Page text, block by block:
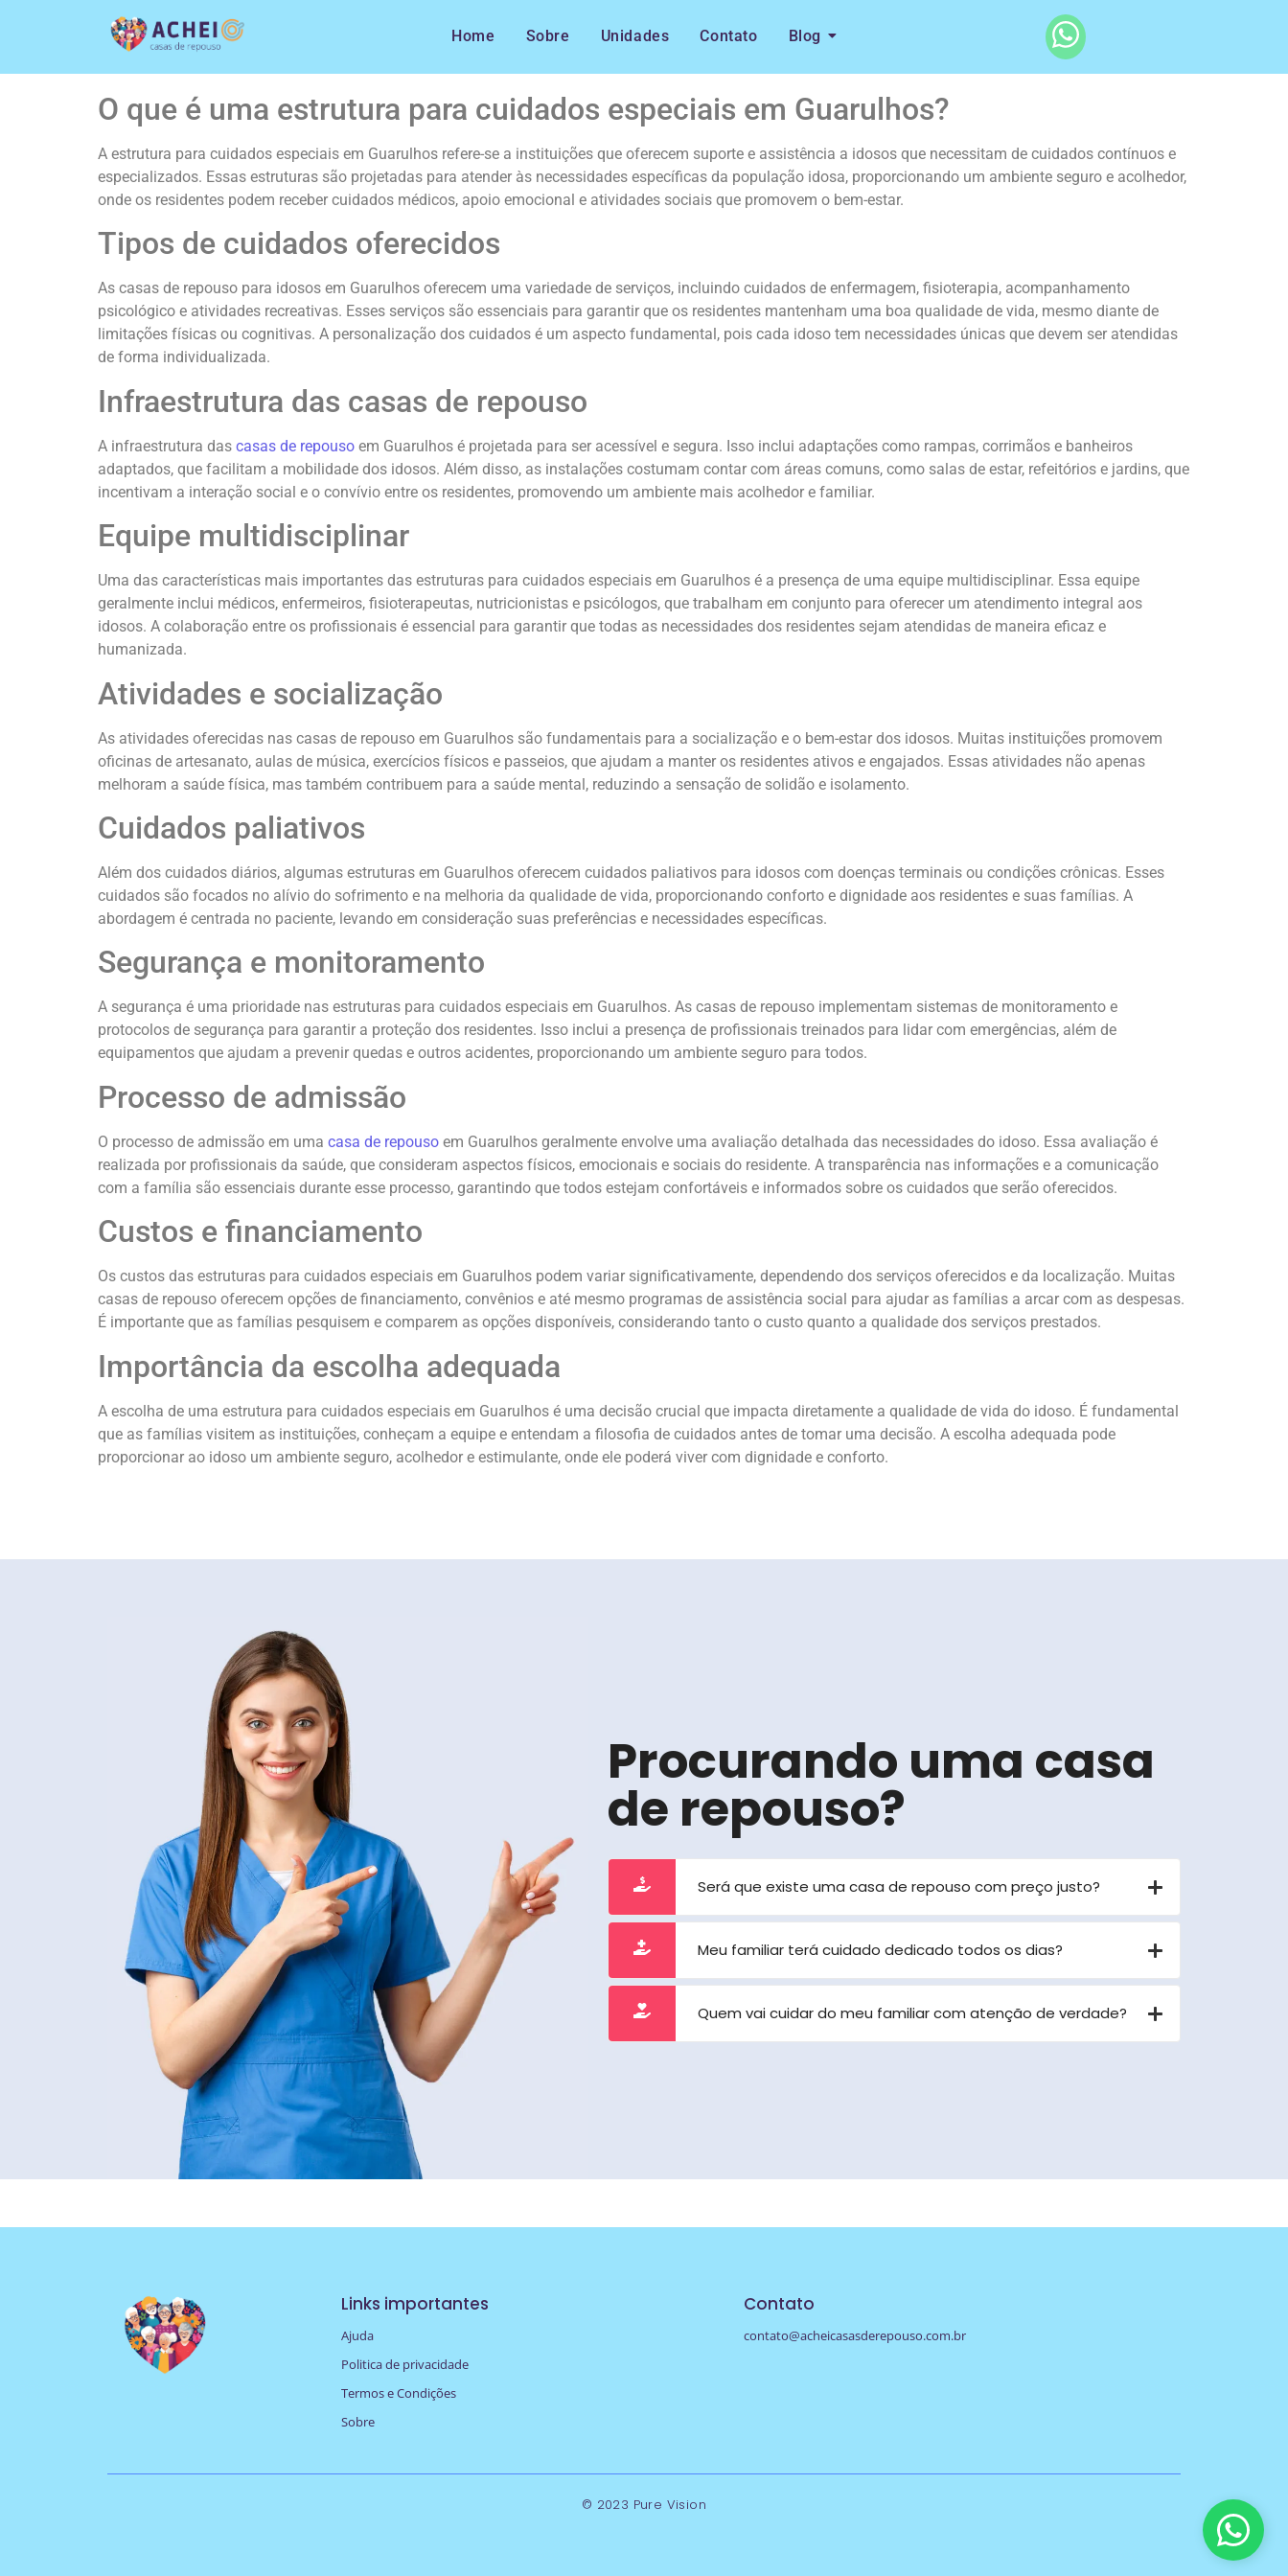
Home Sobre Unidades Contato Blog
O que é uma estrutura para cuidados especiais em Guarulhos?
A estrutura para cuidados especiais em Guarulhos refere-se a instituições que oferecem suporte e assistência a idosos que necessitam de cuidados contínuos e
especializados. Essas estruturas são projetadas para atender às necessidades específicas da população idosa, proporcionando um ambiente seguro e acolhedor,
onde os residentes podem receber cuidados médicos, apoio emocional e atividades sociais que promovem o bem-estar.
Tipos de cuidados oferecidos
As casas de repouso para idosos em Guarulhos oferecem uma variedade de serviços, incluindo cuidados de enfermagem, fisioterapia, acompanhamento
psicológico e atividades recreativas. Esses serviços são essenciais para garantir que os residentes mantenham uma boa qualidade de vida, mesmo diante de
limitações físicas ou cognitivas. A personalização dos cuidados é um aspecto fundamental, pois cada idoso tem necessidades únicas que devem ser atendidas
de forma individualizada.
Infraestrutura das casas de repouso
A infraestrutura das casas de repouso em Guarulhos é projetada para ser acessível e segura. Isso inclui adaptações como rampas, corrimãos e banheiros
adaptados, que facilitam a mobilidade dos idosos. Além disso, as instalações costumam contar com áreas comuns, como salas de estar, refeitórios e jardins, que
incentivam a interação social e o convívio entre os residentes, promovendo um ambiente mais acolhedor e familiar.
Equipe multidisciplinar
Uma das características mais importantes das estruturas para cuidados especiais em Guarulhos é a presença de uma equipe multidisciplinar. Essa equipe
geralmente inclui médicos, enfermeiros, fisioterapeutas, nutricionistas e psicólogos, que trabalham em conjunto para oferecer um atendimento integral aos
idosos. A colaboração entre os profissionais é essencial para garantir que todas as necessidades dos residentes sejam atendidas de maneira eficaz e
humanizada.
Atividades e socialização
As atividades oferecidas nas casas de repouso em Guarulhos são fundamentais para a socialização e o bem-estar dos idosos. Muitas instituições promovem
oficinas de artesanato, aulas de música, exercícios físicos e passeios, que ajudam a manter os residentes ativos e engajados. Essas atividades não apenas
melhoram a saúde física, mas também contribuem para a saúde mental, reduzindo a sensação de solidão e isolamento.
Cuidados paliativos
Além dos cuidados diários, algumas estruturas em Guarulhos oferecem cuidados paliativos para idosos com doenças terminais ou condições crônicas. Esses
cuidados são focados no alívio do sofrimento e na melhoria da qualidade de vida, proporcionando conforto e dignidade aos residentes e suas famílias. A
abordagem é centrada no paciente, levando em consideração suas preferências e necessidades específicas.
Segurança e monitoramento
A segurança é uma prioridade nas estruturas para cuidados especiais em Guarulhos. As casas de repouso implementam sistemas de monitoramento e
protocolos de segurança para garantir a proteção dos residentes. Isso inclui a presença de profissionais treinados para lidar com emergências, além de
equipamentos que ajudam a prevenir quedas e outros acidentes, proporcionando um ambiente seguro para todos.
Processo de admissão
O processo de admissão em uma casa de repouso em Guarulhos geralmente envolve uma avaliação detalhada das necessidades do idoso. Essa avaliação é
realizada por profissionais da saúde, que consideram aspectos físicos, emocionais e sociais do residente. A transparência nas informações e a comunicação
com a família são essenciais durante esse processo, garantindo que todos estejam confortáveis e informados sobre os cuidados que serão oferecidos.
Custos e financiamento
Os custos das estruturas para cuidados especiais em Guarulhos podem variar significativamente, dependendo dos serviços oferecidos e da localização. Muitas
casas de repouso oferecem opções de financiamento, convênios e até mesmo programas de assistência social para ajudar as famílias a arcar com as despesas.
É importante que as famílias pesquisem e comparem as opções disponíveis, considerando tanto o custo quanto a qualidade dos serviços prestados.
Importância da escolha adequada
A escolha de uma estrutura para cuidados especiais em Guarulhos é uma decisão crucial que impacta diretamente a qualidade de vida do idoso. É fundamental
que as famílias visitem as instituições, conheçam a equipe e entendam a filosofia de cuidados antes de tomar uma decisão. A escolha adequada pode
proporcionar ao idoso um ambiente seguro, acolhedor e estimulante, onde ele poderá viver com dignidade e conforto.
Procurando uma casa
de repouso?
Será que existe uma casa de repouso com preço justo?
Meu familiar terá cuidado dedicado todos os dias?
Quem vai cuidar do meu familiar com atenção de verdade?
Links importantes
Ajuda
Politica de privacidade
Termos e Condições
Sobre
Contato
contato@acheicasasderepouso.com.br
© 2023 Pure Vision